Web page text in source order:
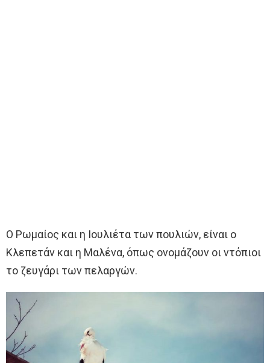
Ο Ρωμαίος και η Ιουλιέτα των πουλιών, είναι ο
Κλεπετάν και η Μαλένα, όπως ονομάζουν οι ντόπιοι
το ζευγάρι των πελαργών.